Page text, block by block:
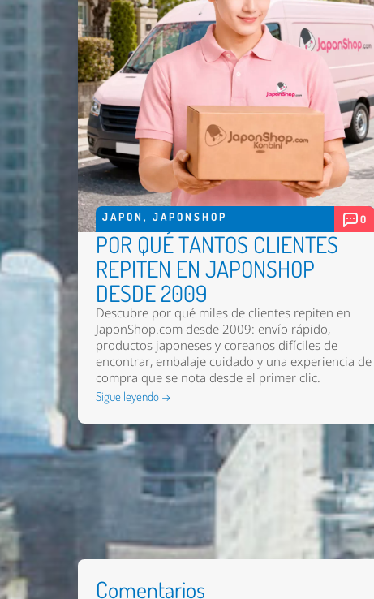
JAPON,JAPONSHOP 0
POR QUÉ TANTOS CLIENTES
REPITEN EN JAPONSHOP
DESDE 2009
Descubre por qué miles de clientes repiten en
JaponShop.com desde 2009: envío rápido,
productos japoneses y coreanos difíciles de
encontrar, embalaje cuidado y una experiencia de
compra que se nota desde el primer clic.
Sigue leyendo →
Comentarios